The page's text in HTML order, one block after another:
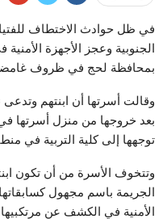
في ظل حوادث الاختطاف
الجنوبية وعجز الأجهزة
بمحافظة لحج في ظروف
وقالت أسرتها أن ابنتهم وتدعى
بعد خروجها من منزل أسرتها في
توجهها إلى كلية التربية في
وتتخوف الأسرة من أن تكون
الجريمة باسم مجهول
الأمنية في الكشف عن